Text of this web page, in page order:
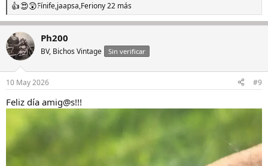
R
e
c
c
i
e
:
Fínife,jaapsa,Feriony 22 más
Ph200
BV, Bichos Vintage Sin verificar
10 May 2026 #9
Feliz día amig@s!!!